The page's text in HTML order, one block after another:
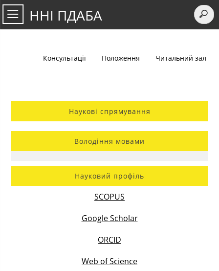
ННІ ПДАБА
Консультації Положення Читальний зал
Наукові спрямування
Володіння мовами
Науковий профіль
SCOPUS
Google Scholar
ORCID
Web of Science